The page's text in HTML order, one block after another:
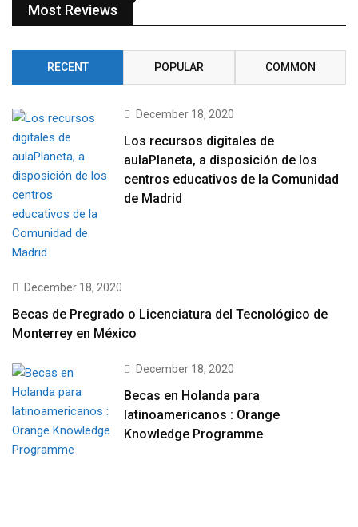
Most Reviews
RECENT POPULAR COMMON
December 18, 2020
Los recursos digitales de
aulaPlaneta, a disposición de los
centros educativos de la Comunidad
de Madrid
December 18, 2020
Becas de Pregrado o Licenciatura del Tecnológico de
Monterrey en México
December 18, 2020
Becas en Holanda para
latinoamericanos : Orange
Knowledge Programme